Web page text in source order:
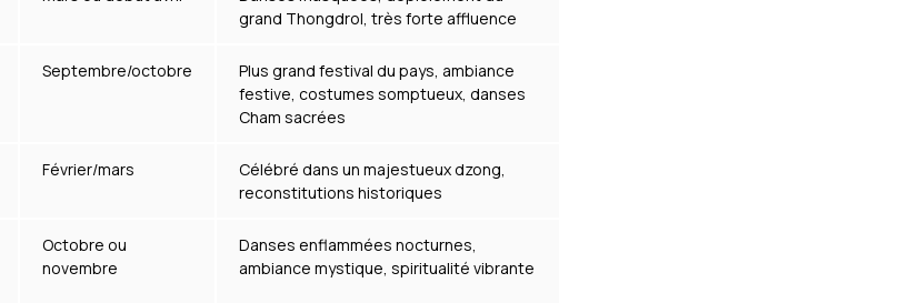
grand Thongdrol, très forte affluence
Septembre/octobre
Plus grand festival du pays, ambiance
festive, costumes somptueux, danses
Cham sacrées
Février/mars
Célébré dans un majestueux dzong,
reconstitutions historiques
Octobre ou
novembre
Danses enflammées nocturnes,
ambiance mystique, spiritualité vibrante